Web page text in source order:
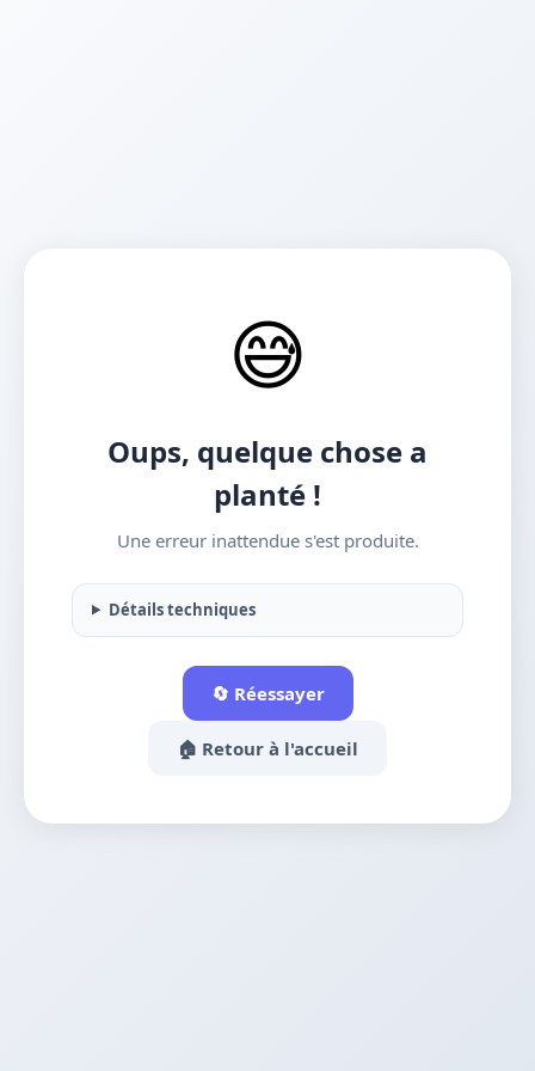
😅
Oups, quelque chose a
planté !
Une erreur inattendue s'est produite.
Détails techniques
🔄 Réessayer
🏠 Retour à l'accueil